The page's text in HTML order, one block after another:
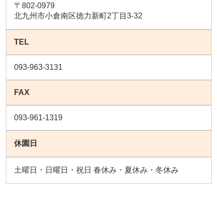
〒802-0979
北九州市小倉南区徳力新町2丁目3-32
TEL
093-963-3131
FAX
093-961-1319
休園日
土曜日・日曜日・祝日 春休み・夏休み・冬休み